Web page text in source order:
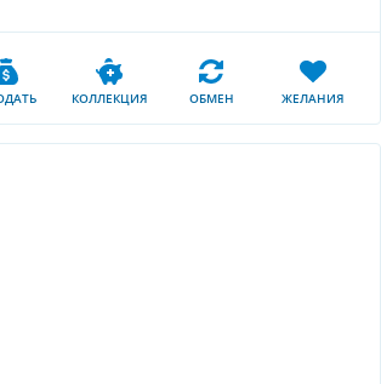
КОЛЛЕКЦИЯ ОБМЕН ЖЕЛАНИЯ